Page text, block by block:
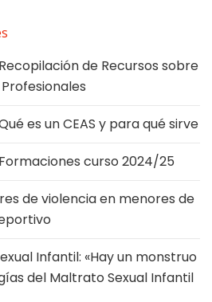
Recopilación de Recursos sobre
es un CEAS y para qué sirve
Formaciones curso 2024/25
de violencia en menores de
Infantil: «Hay un monstruo
del Maltrato Sexual Infantil